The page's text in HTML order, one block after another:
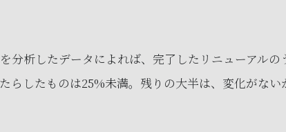
分析したデータによれば、完了したリニューアルの
らしたものは25%未満。残りの大半は、変化がな